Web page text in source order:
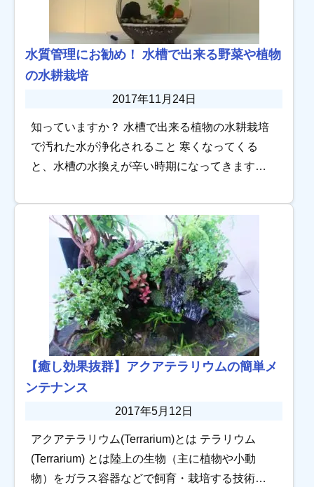
水質管理にお勧め！ 水槽で出来る野菜や植物
の水耕栽培
2017年11月24日
知っていますか？ 水槽で出来る植物の水耕栽培
で汚れた水が浄化されること 寒くなってくる
と、水槽の水換えが辛い時期になってきますよ
言えば、水槽で出来る植物の水耕栽培です！ 水
槽の […]
【癒し効果抜群】アクアテラリウムの簡単メ
ンテナンス
2017年5月12日
アクアテラリウム(Terrarium)とは テラリウム
(Terrarium) とは陸上の生物（主に植物や小動
物）をガラス容器などで飼育・栽培する技術で